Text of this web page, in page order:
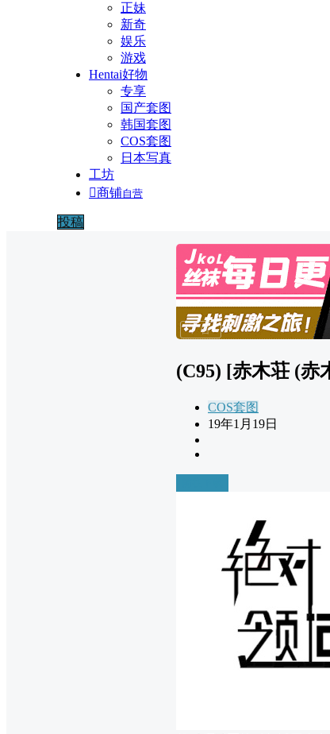
正妹
新奇
娱乐
游戏
Hentai好物
专享
国产套图
韩国套图
COS套图
日本写真
工坊
商铺自营
投稿
广告
(C95) [赤木荘 (
COS套图
19年1月19日